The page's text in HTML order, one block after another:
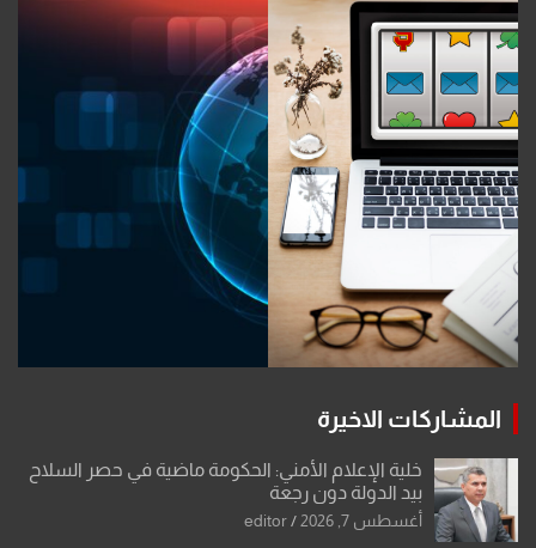
المشاركات الاخيرة
خلية الإعلام الأمني: الحكومة ماضية في حصر السلاح
بيد الدولة دون رجعة
أغسطس 7, 2026 editor